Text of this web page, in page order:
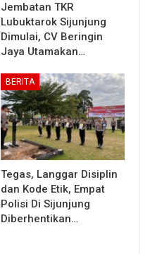
Jembatan TKR
Lubuktarok Sijunjung
Dimulai, CV Beringin
Jaya Utamakan…
BERITA
Tegas, Langgar Disiplin
dan Kode Etik, Empat
Polisi Di Sijunjung
Diberhentikan…